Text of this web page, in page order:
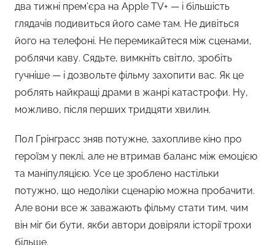
два тижні прем’єра на Apple TV+ — і більшість
глядачів подивиться його саме там. Не дивіться
його на телефоні. Не перемикайтеся між сценами,
роблячи каву. Сядьте, вимкніть світло, зробіть
гучніше — і дозвольте фільму захопити вас. Як це
роблять найкращі драми в жанрі катастрофи. Ну,
можливо, після перших тридцяти хвилин.
Пол Грінграсс зняв потужне, захопливе кіно про
героїзм у пеклі, але не втримав баланс між емоцією
та маніпуляцією. Усе це зроблено настільки
потужно, що недоліки сценарію можна пробачити.
Але вони все ж заважають фільму стати тим, чим
він міг би бути, якби автори довіряли історії трохи
більше.